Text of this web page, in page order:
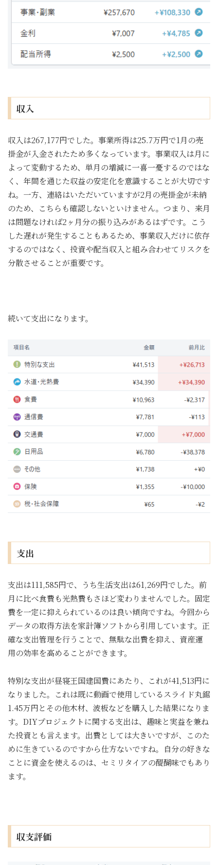
収入
収入は267,177円でした。事業所得は25.7万円で1月の売
掛金が入金されたため多くなっています。事業収入は月に
よって変動するため、単月の増減に一喜一憂するのではな
く、年間を通じた収益の安定化を意識することが大切です
ね。一方、連絡はいただいていますが2月の売掛金が未納
のため、こちらも確認しないといけません。つまり、来月
は問題なければ2ヶ月分の振り込みがあるはずです。こう
した遅れが発生することもあるため、事業収入だけに依存
するのではなく、投資や配当収入と組み合わせてリスクを
分散させることが重要です。
続いて支出になります。
支出
支出は111,585円で、うち生活支出は61,269円でした。前
月に比べ食費も光熱費もさほど変わりませんでした。固定
費を一定に抑えられているのは良い傾向ですね。今回から
データの取得方法を家計簿ソフトから引用しています。正
確な支出管理を行うことで、無駄な出費を抑え、資産運
用の効率を高めることができます。
特別な支出が昼寝王国建国費にあたり、これが41,513円に
なりました。これは既に動画で使用しているスライド丸鋸
1.45万円とその他木材、波板などを購入した結果になりま
す。DIYプロジェクトに関する支出は、趣味と実益を兼ね
た投資とも言えます。出費としては大きいですが、このた
めに生きているのですから仕方ないですね。自分の好きな
ことに資金を使えるのは、セミリタイアの醍醐味でもあり
ます。
収支評価